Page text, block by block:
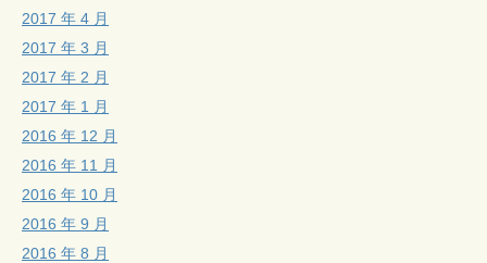
2017 年 4 月
2017 年 3 月
2017 年 2 月
2017 年 1 月
2016 年 12 月
2016 年 11 月
2016 年 10 月
2016 年 9 月
2016 年 8 月